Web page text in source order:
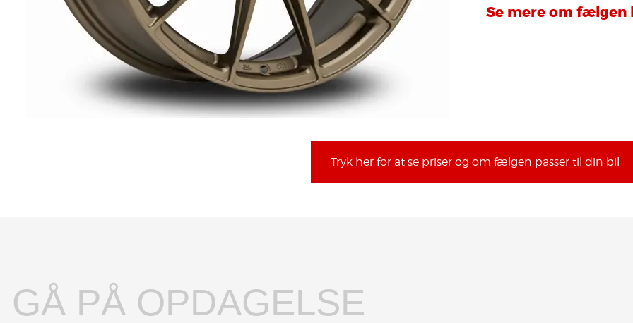
Se mere om fælgen
Tryk her for at se priser og om fælgen passer til din bil
GÅ PÅ OPDAGELSE